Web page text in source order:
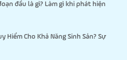
đầu là gì? Làm gì khi phát hiện
Hiểm Cho Khả Năng Sinh Sản? Sự